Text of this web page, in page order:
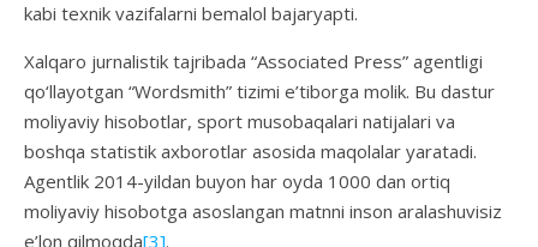
kabi texnik vazifalarni bemalol bajaryapti.
Xalqaro jurnalistik tajribada “Associated Press” agentligi
qo‘llayotgan “Wordsmith” tizimi e’tiborga molik. Bu dastur
moliyaviy hisobotlar, sport musobaqalari natijalari va
boshqa statistik axborotlar asosida maqolalar yaratadi.
Agentlik 2014-yildan buyon har oyda 1000 dan ortiq
moliyaviy hisobotga asoslangan matnni inson aralashuvisiz
e’lon qilmoqda[3].